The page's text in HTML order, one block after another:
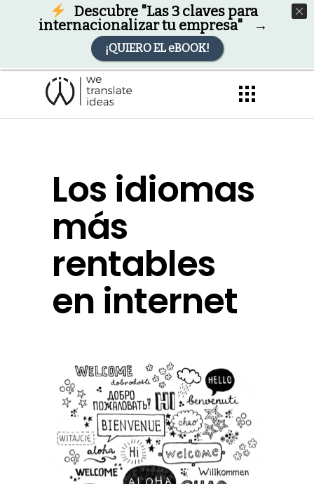
Los idiomas
más
rentables
en internet
Descubre "Las 3 claves para
internacionalizar tu empresa" →
¡QUIERO EL eBOOK!